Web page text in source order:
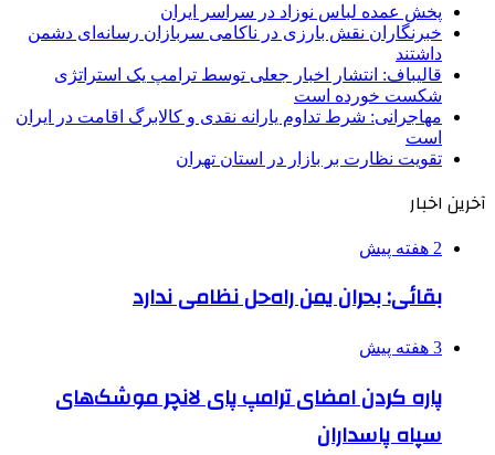
پخش عمده لباس نوزاد در سراسر ایران
خبرنگاران نقش بارزی در ناکامی سربازان رسانه‌ای دشمن
داشتند
قالیباف: انتشار اخبار جعلی توسط ترامپ یک استراتژی
شکست خورده است
مهاجرانی: شرط تداوم یارانه نقدی و کالابرگ اقامت در ایران
است
تقویت نظارت بر بازار در استان تهران
آخرین اخبار
2 هفته پیش
بقائی: بحران یمن راه‌حل نظامی ندارد
3 هفته پیش
پاره کردن امضای ترامپ پای لانچر موشک‌های
سپاه پاسداران